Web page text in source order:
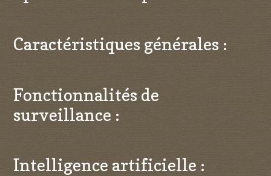
Caractéristiques générales :
Fonctionnalités de
surveillance :
Intelligence artificielle :